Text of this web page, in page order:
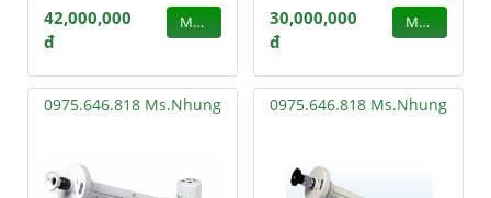
42,000,000
đ
MUA
30,000,000
đ
MUA
0975.646.818 Ms.Nhung 0975.646.818 Ms.Nhung